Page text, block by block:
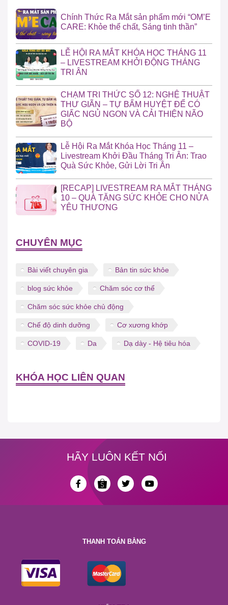
Chính Thức Ra Mắt sản phẩm mới “OM’E
CARE: Khỏe thể chất, Sáng tinh thần”
LỄ HỘI RA MẮT KHÓA HỌC THÁNG 11
– LIVESTREAM KHỞI ĐỘNG THÁNG
TRI ÂN
CHẠM TRI THỨC SỐ 12: NGHỆ THUẬT
THƯ GIÃN – TỰ BẤM HUYỆT ĐỂ CÓ
GIẤC NGỦ NGON VÀ CẢI THIỆN NÃO
BỘ
Lễ Hội Ra Mắt Khóa Học Tháng 11 –
Livestream Khởi Đầu Tháng Tri Ân: Trao
Quà Sức Khỏe, Gửi Lời Tri Ân
[RECAP] LIVESTREAM RA MẮT THÁNG
10 – QUÀ TẶNG SỨC KHỎE CHO NỬA
YÊU THƯƠNG
CHUYÊN MỤC
Bài viết chuyên gia Bản tin sức khỏe
blog sức khỏe Chăm sóc cơ thể
Chăm sóc sức khỏe chủ động
Chế độ dinh dưỡng Cơ xương khớp
COVID-19 Da Dạ dày - Hệ tiêu hóa
KHÓA HỌC LIÊN QUAN
HÃY LUÔN KẾT NỐI
THANH TOÁN BẰNG